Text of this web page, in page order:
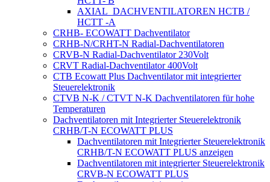
AXIAL_DACHVENTILATOREN HCTB /
HCTT -A
CRHB- ECOWATT Dachventilator
CRHB-N/CRHT-N Radial-Dachventilatoren
CRVB-N Radial-Dachventilator 230Volt
CRVT Radial-Dachventilator 400Volt
CTB Ecowatt Plus Dachventilator mit integrierter
Steuerelektronik
CTVB N-K / CTVT N-K Dachventilatoren für hohe
Temperaturen
Dachventilatoren mit Integrierter Steuerelektronik
CRHB/T-N ECOWATT PLUS
Dachventilatoren mit Integrierter Steuerelektronik
CRHB/T-N ECOWATT PLUS anzeigen
Dachventilatoren mit integrierter Steuerelektronik
CRVB-N ECOWATT PLUS